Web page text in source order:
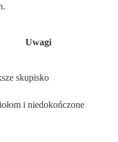
Uwagi
skupisko
i niedokończone